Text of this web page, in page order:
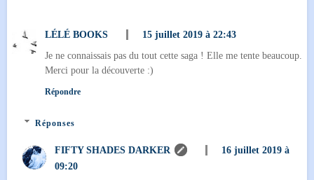
LÉLÉ BOOKS
15 juillet 2019 à 22:43
Je ne connaissais pas du tout cette saga ! Elle me tente beaucoup.
Merci pour la découverte :)
Répondre
Réponses
FIFTY SHADES DARKER
16 juillet 2019 à
09:20